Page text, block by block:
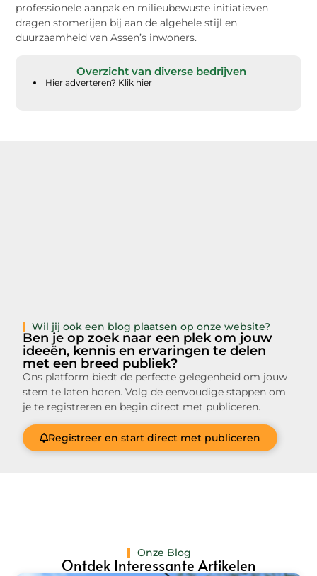
professionele aanpak en milieubewuste initiatieven
dragen stomerijen bij aan de algehele stijl en
duurzaamheid van Assen’s inwoners.
Overzicht van diverse bedrijven
Hier adverteren? Klik hier
Wil jij ook een blog plaatsen op onze website?
Ben je op zoek naar een plek om jouw
ideeën, kennis en ervaringen te delen
met een breed publiek?
Ons platform biedt de perfecte gelegenheid om jouw
stem te laten horen. Volg de eenvoudige stappen om
je te registreren en begin direct met publiceren.
Registreer en start direct met publiceren
Onze Blog
Ontdek Interessante Artikelen